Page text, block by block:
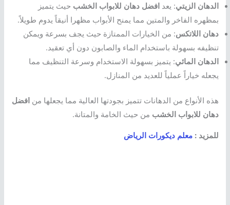
الدهان الزيتي: يعدافضل دهان للابواب الخشب حيث يتميز
بمظهره الفاخر والمتين مما يمنح الأبواب مظهرا أنيقاً يدوم طويلاً.
دهان اللاتكس: من الخيارات الممتازة حيث يجف بسرعة ويمكن
تنظيفه بسهولة باستخدام الماء والصابون دون أي تعقيد.
الدهان المائي: يتميز بسهولة الاستخدام وسرعة التنظيف مما
يجعله خياراً عملياً للعديد من المنازل.
هذه الأنواع من الدهانات تتميز بجودتها العالية مما يجعلها منافضل
دهان للابواب الخشب من حيث الخامة والمتانة.
للمزيد :معلم ديكورات الرياض